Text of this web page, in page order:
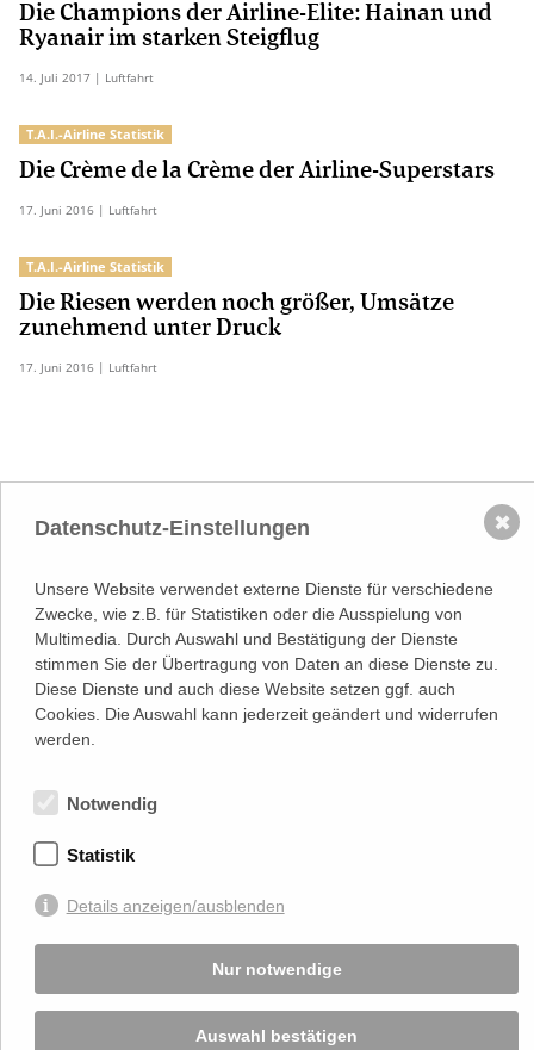
Die Champions der Airline-Elite: Hainan und
Ryanair im starken Steigflug
14. Juli 2017 | Luftfahrt
T.A.I.-Airline Statistik
Die Crème de la Crème der Airline-Superstars
17. Juni 2016 | Luftfahrt
T.A.I.-Airline Statistik
Die Riesen werden noch größer, Umsätze
zunehmend unter Druck
17. Juni 2016 | Luftfahrt
NACH OBEN
Österreichischer
Wirtschaftsverlag GmbH
Lassallestraße 7a, Unit 5, Top 101-
1020 Wien
(–>Google Maps)
Kontakt
T (+43 1) 546 64-0
Eoffice@wirtschaftsverlag.at
Von Ihnen bekannt gegebene persönlichen Daten werden zu Marketingzwecken
genutzt und nicht an Dritte weitergegeben. Die T.A.I. übernimmt keine Verantwortung
über Inhalte die durch Verlinkung auf externen Seiten zur Verfügung gestellt werden.
© 2026 T.A.I, Design:Komo Wien, Büro für visuelle Angelegenheiten, Programmierung:
Beast Communications - www.beast.at
Impressum / Disclaimer / Datenschutzerklärung
Datenschutz-Einstellungen
Unsere Website verwendet externe Dienste für verschiedene
Zwecke, wie z.B. für Statistiken oder die Ausspielung von
Multimedia. Durch Auswahl und Bestätigung der Dienste
stimmen Sie der Übertragung von Daten an diese Dienste zu.
Diese Dienste und auch diese Website setzen ggf. auch
Cookies. Die Auswahl kann jederzeit geändert und widerrufen
werden.
Notwendig
Statistik
Details anzeigen/ausblenden
Nur notwendige
Auswahl bestätigen
✖